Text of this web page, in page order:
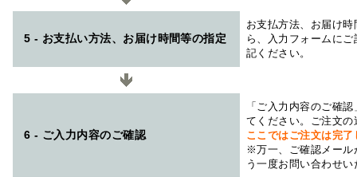
5 - お支払い方法、お届け時間等の指定
お支払方法、お届け
ら、入力フォームに
記ください。
6 - ご入力内容のご確認
「ご入力内容のご確
てください。ご注文
ここではご注文は完
※万一、ご確認メール
う一度お問い合わせ